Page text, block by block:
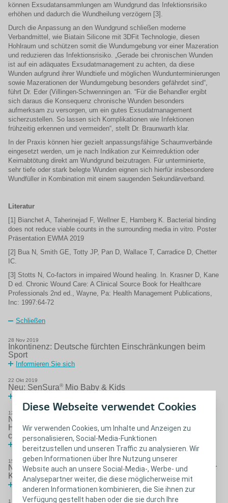
Diese Webseite verwendet Cookies
Wir verwenden Cookies, um Inhalte und Anzeigen zu
personalisieren, Social-Media-Funktionen
bereitzustellen und unseren Traffic zu analysieren. Wir
geben Informationen über Ihre Nutzung unserer
Website auch an unsere Social-Media-, Werbe- und
Analysepartner weiter, die diese möglicherweise mit
anderen Informationen kombinieren, die Sie ihnen zur
Verfügung gestellt haben oder die sie durch Ihre
können Exsudatansammlungen am Wundgrund das Infektionsrisiko
erhöhen und dadurch die Wundheilung verzögern [3].
Durch die Anpassung an den Wundgrund schließen moderne
Verbandmittel, wie Biatain Silicone mit 3DFit Technologie, diesen
Hohlraum und schützen somit die Wundumgebung vor einer Mazeration
und reduzieren das Infektionsrisiko. „Gerade bei chronischen Wunden
ist auf ein adäquates Exsudatmanagement zu achten, da diese
Wunden aufgrund ihrer Wundtiefe und möglichen Wundunterminierungen
sowie Mazerationen der Wundumgebung besonders gefährdet sind“,
führt Dr. Eder (Villingen-Schwenningen an. “Für die Behandler ergibt
sich daraus die Konsequenz chronische Wunden besonders
aufmerksam zu versorgen, um ein gutes Exsudatmanagement
sicherzustellen. So lassen sich Komplikationen wie Infektionen
frühzeitig erkennen und vermeiden“, stellt Dr. Braunwarth klar.
In der Praxis können hier gezielt anpassungsfähige Schaumverbände
eingesetzt werden, um je nach Indikation zur Keimreduktion oder
Keimabtötung direkt am Wundgrund beizutragen. Für unterminierte,
sehr tiefe oder stark belegte Wunden eignen sich hierfür insbesondere
Wundfüller in Kombination mit einem saugenden Sekundärverband.
Literatur
[1] Bianchet A, Taherinejad F, Wellner E, Hamberg K. Bacterial binding
does not reduce viable counts in the surrounding media in vitro. Poster
Präsentation EWMA 2019
[2] Bua N, Smith GE, Totty JP, Pan D, Wallace T, Carradice D, Chetter
IC.
[3] Stotts N, Co-factors in impaired Wound healing. In. Krasner D, Kane
D ed. Chronic Wound Care: A Clinical Source Book for Healthcare
Professionals 2nd ed., Wayne, Pa: Health Management Publications,
Inc: 1997:64-72
Schließen
28 Nov 2019
Inkontinenz: Deutsche fürchten Einschränkungen beim
Sport
Informieren Sie sich
22 Okt 2019
Neu: SenSura® Mio Baby & Kids
12
Neues Positionspapier veröffentlicht: Praktische
Hilfestellung in der Versorgung von Menschen mit
chronischen Wunden
Lesen Sie mehr über das Positionspapier
15 Aug 2019
NEU: Biatain Contact Silikonkontaktauflage - verbesserter
Kontakt für eine ungestörte Wundheilung
Lesen Sie mehr über Biatain Contact
1 2019